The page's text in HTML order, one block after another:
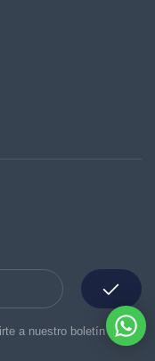
a nuestro boletín de